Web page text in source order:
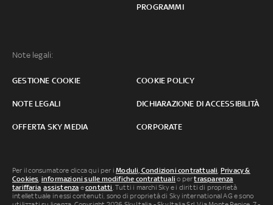
PROGRAMMI
Note legali:
GESTIONE COOKIE COOKIE POLICY
NOTE LEGALI DICHIARAZIONE DI ACCESSIBILITÀ
OFFERTA SKY MEDIA CORPORATE
Per il consumatore clicca qui per iModuli, Condizioni contrattuali Privacy &
Cookies informazioni sulle modifiche contrattuali o pertrasparenza
tariffaria ,assistenza econtatti . Tutti i marchi Sky e i diritti di proprietà
intellettuale in essi contenuti, sono di proprietà di Sky international AG e sono